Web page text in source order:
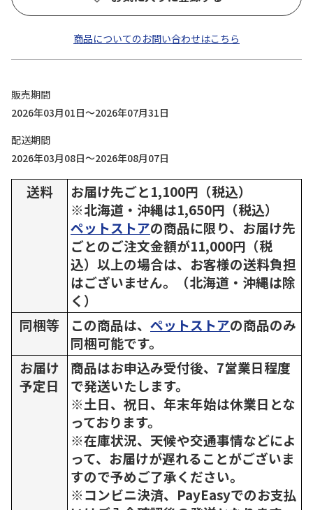
商品についてのお問い合わせはこちら
販売期間
2026年03月01日～2026年07月31日
配送期間
2026年03月08日～2026年08月07日
送料
お届け先ごと1,100円（税込）
※北海道・沖縄は1,650円（税込）
ペットストアの商品に限り、お届け先
ごとのご注文金額が11,000円（税
込）以上の場合は、お客様の送料負担
はございません。（北海道・沖縄は除
く）
同梱等
この商品は、 ペットストアの商品のみ
同梱可能です。
お届け
予定日
商品はお申込み受付後、7営業日程度
で発送いたします。
※土日、祝日、年末年始は休業日とな
っております。
※在庫状況、天候や交通事情などによ
って、お届けが遅れることがございま
すので予めご了承ください。
※コンビニ決済、PayEasyでのお支払